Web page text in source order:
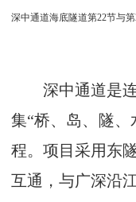
深中通道海底隧道第22节与
深中通道是连
集“桥、岛、隧、
程。项目采用东
互通，与广深沿